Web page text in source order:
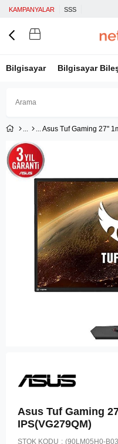
KAMPANYALAR SSS
Bilgisayar Bilgisayar
Üye Ol
Asus Tuf Gaming
IPS(VG279QM)
STOK KODU (90LM05H0-